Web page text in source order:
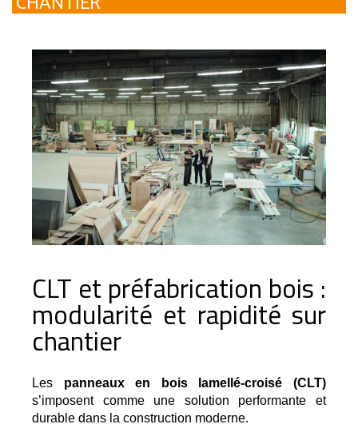
CLT et préfabrication bois :
modularité et rapidité sur
chantier
Les panneaux en bois lamellé-croisé (CLT)
s’imposent comme une solution performante et
durable dans la construction moderne.